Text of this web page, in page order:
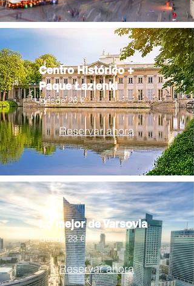
Centro Histórico +
Paque Łazienki
desde 26 €
Reservar ahora
Lo mejor de Varsovia
desde 23 €
Reservar ahora